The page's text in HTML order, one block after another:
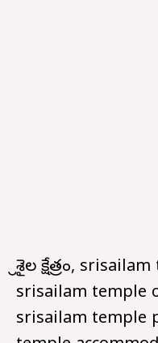
శ్రీశైల క్షేత్రం,
srisailam temple
srisailam temple